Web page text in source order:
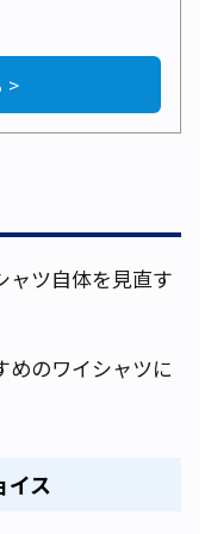
>
ャツ自体を見直す
めのワイシャツに
イス